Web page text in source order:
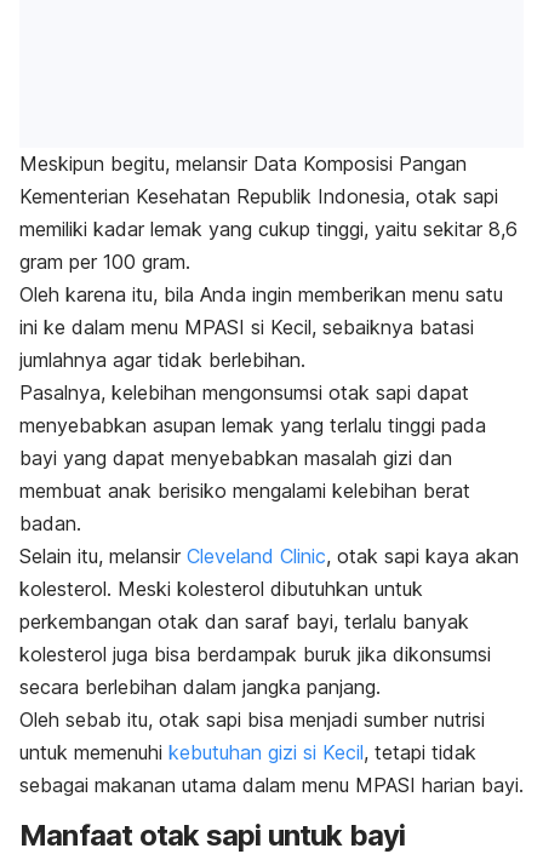
Meskipun begitu, melansir Data Komposisi Pangan
Kementerian Kesehatan Republik Indonesia, otak sapi
memiliki kadar lemak yang cukup tinggi, yaitu sekitar 8,6
gram per 100 gram.
Oleh karena itu, bila Anda ingin memberikan menu satu
ini ke dalam menu MPASI si Kecil, sebaiknya batasi
jumlahnya agar tidak berlebihan.
Pasalnya, kelebihan mengonsumsi otak sapi dapat
menyebabkan asupan lemak yang terlalu tinggi pada
bayi yang dapat menyebabkan masalah gizi dan
membuat anak berisiko mengalami kelebihan berat
badan.
Selain itu, melansir Cleveland Clinic, otak sapi kaya akan
kolesterol. Meski kolesterol dibutuhkan untuk
perkembangan otak dan saraf bayi, terlalu banyak
kolesterol juga bisa berdampak buruk jika dikonsumsi
secara berlebihan dalam jangka panjang.
Oleh sebab itu, otak sapi bisa menjadi sumber nutrisi
untuk memenuhi kebutuhan gizi si Kecil, tetapi tidak
sebagai makanan utama dalam menu MPASI harian bayi.
Manfaat otak sapi untuk bayi